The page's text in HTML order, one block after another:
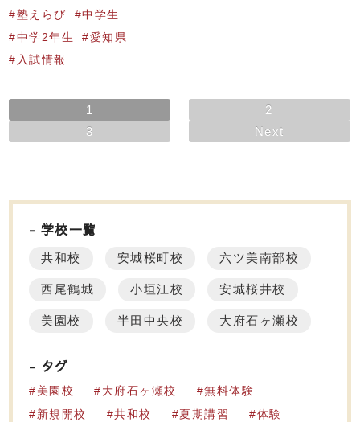
塾えらび
中学生
中学2年生
愛知県
入試情報
1
2
3
Next
学校一覧
共和校 安城桜町校 六ツ美南部校
西尾鶴城 小垣江校 安城桜井校
美園校 半田中央校 大府石ヶ瀬校
タグ
美園校 大府石ヶ瀬校
無料体験
新規開校
共和校 夏期講習
体験